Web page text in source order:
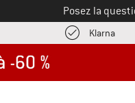
Posez la
Klarna